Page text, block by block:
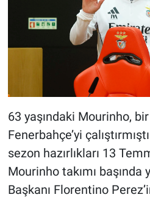
63 yaşındaki Mourinho,
Fenerbahçe’yi
sezon hazırlıkları 13
Mourinho takımı
Başkanı Florentino